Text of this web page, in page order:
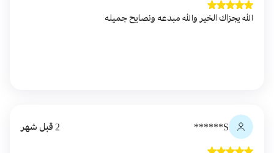
الله يجزاك الخير والله مبدعه ونصايح جميله
S****** 2 قبل شهر